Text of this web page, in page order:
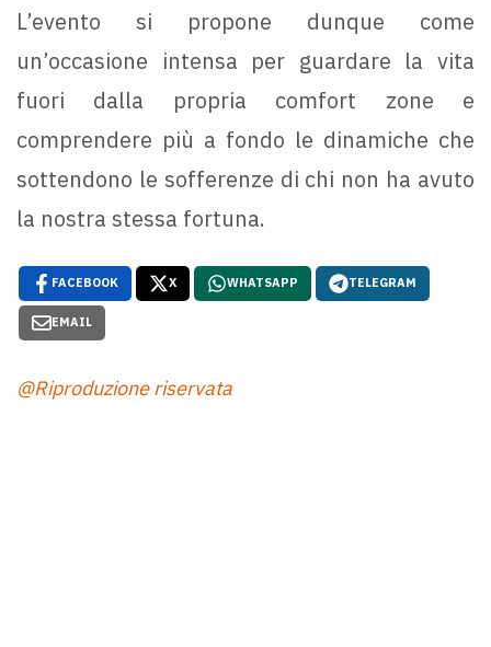
L’evento si propone dunque come
un’occasione intensa per guardare la vita
fuori dalla propria comfort zone e
comprendere più a fondo le dinamiche che
sottendono le sofferenze di chi non ha avuto
la nostra stessa fortuna.
FACEBOOK X WHATSAPP TELEGRAM
EMAIL
@Riproduzione riservata